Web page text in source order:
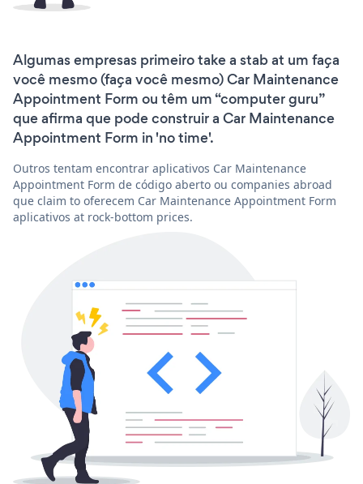
Algumas empresas primeiro take a stab at um faça
você mesmo (faça você mesmo) Car Maintenance
Appointment Form ou têm um “computer guru”
que afirma que pode construir a Car Maintenance
Appointment Form in 'no time'.
Outros tentam encontrar aplicativos Car Maintenance
Appointment Form de código aberto ou companies abroad
que claim to oferecem Car Maintenance Appointment Form
aplicativos at rock-bottom prices.